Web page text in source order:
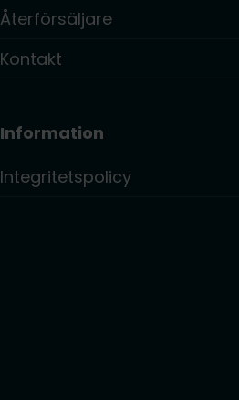
Återförsäljare
Kontakt
Information
Integritetspolicy